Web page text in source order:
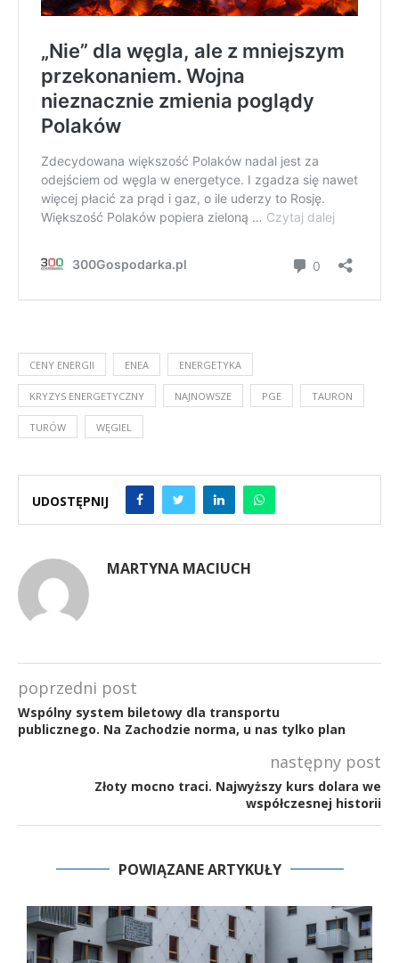
CENY ENERGII ENEA ENERGETYKA
KRYZYS ENERGETYCZNY NAJNOWSZE PGE TAURON
TURÓW WĘGIEL
UDOSTĘPNIJ
MARTYNA MACIUCH
poprzedni post
Wspólny system biletowy dla transportu
publicznego. Na Zachodzie norma, u nas tylko plan
następny post
Złoty mocno traci. Najwyższy kurs dolara we
współczesnej historii
POWIĄZANE ARTYKUŁY